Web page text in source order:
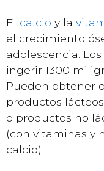
El calcio y la
el crecimiento
adolescencia.
ingerir 1300
Pueden
productos
o productos no
(con vitaminas y
calcio).